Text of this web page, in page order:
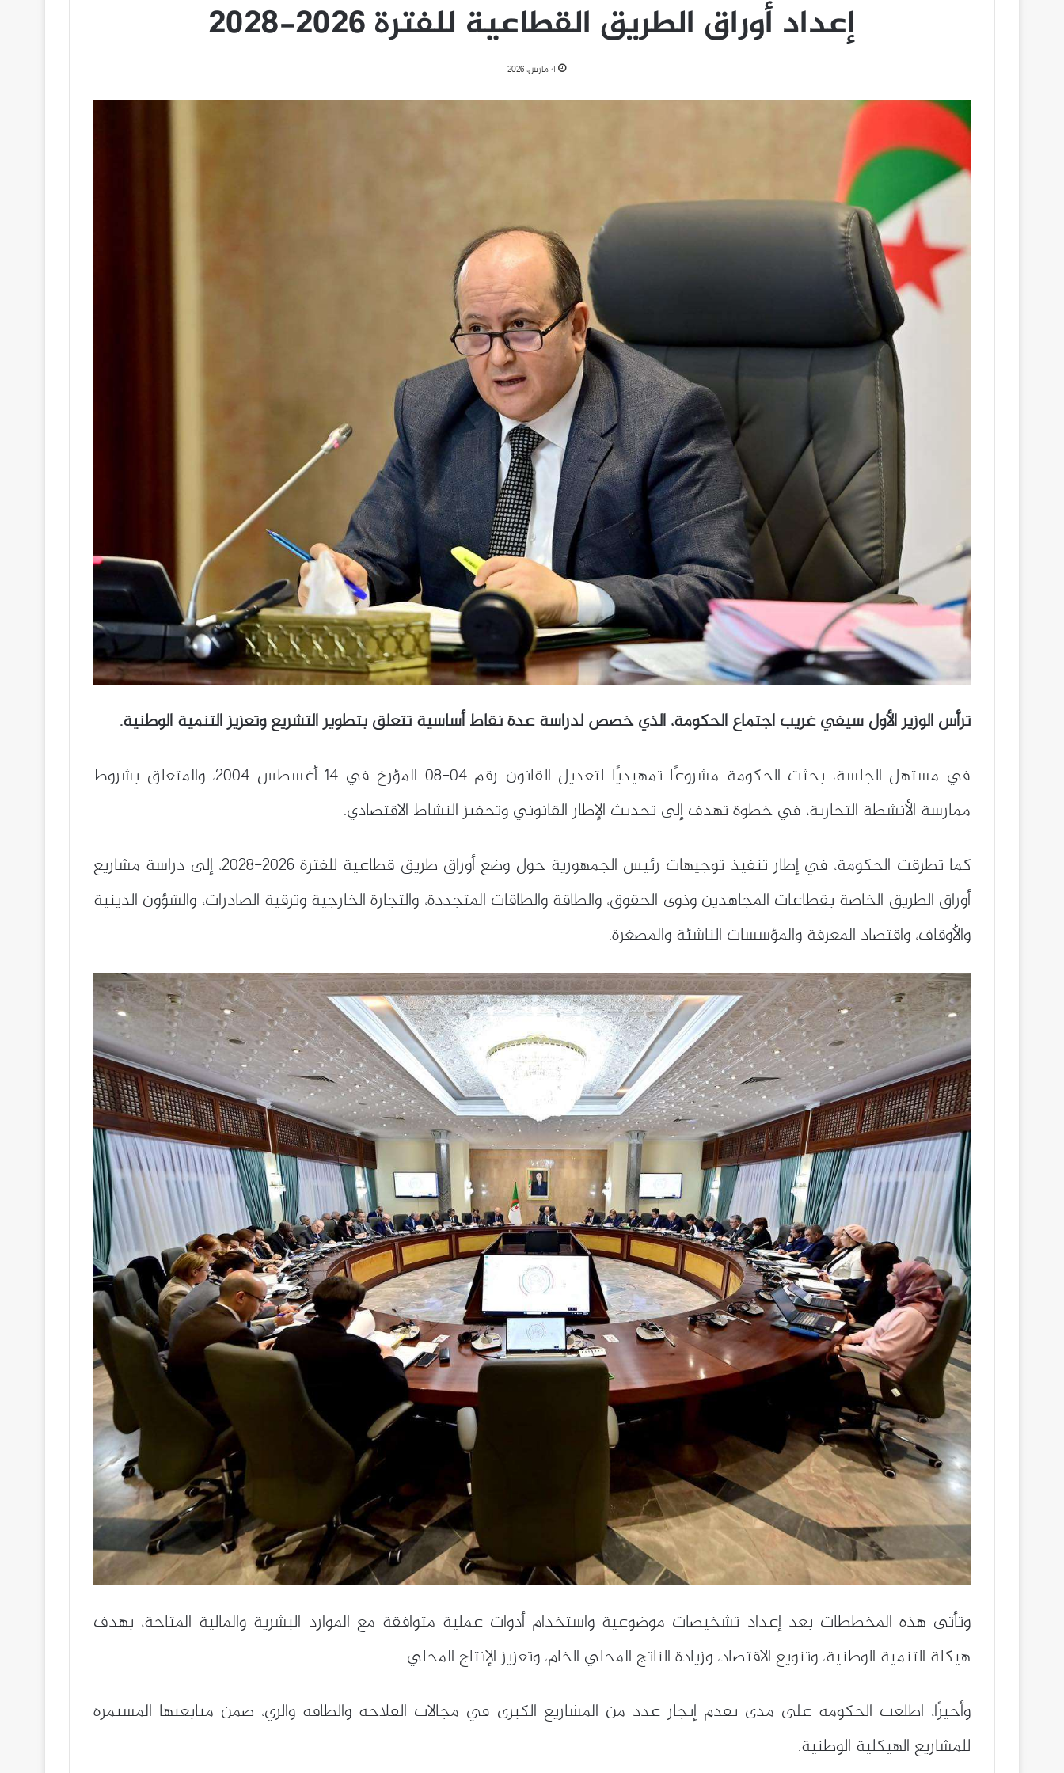
إعداد أوراق الطريق القطاعية للفترة 2026-2028
4 مارس، 2026
ترأّس الوزير الأول سيفي غريب اجتماع الحكومة، الذي خصص لدراسة عدة نقاط أساسية تتعلق بتطوير التشريع وتعزيز التنمية الوطنية.
في مستهل الجلسة، بحثت الحكومة مشروعًا تمهيديًا لتعديل القانون رقم 04-08 المؤرخ في 14 أغسطس 2004، والمتعلق بشروط
ممارسة الأنشطة التجارية، في خطوة تهدف إلى تحديث الإطار القانوني وتحفيز النشاط الاقتصادي.
كما تطرقت الحكومة، في إطار تنفيذ توجيهات رئيس الجمهورية حول وضع أوراق طريق قطاعية للفترة 2026-2028، إلى دراسة مشاريع
أوراق الطريق الخاصة بقطاعات المجاهدين وذوي الحقوق، والطاقة والطاقات المتجددة، والتجارة الخارجية وترقية الصادرات، والشؤون الدينية
والأوقاف، واقتصاد المعرفة والمؤسسات الناشئة والمصغرة.
وتأتي هذه المخططات بعد إعداد تشخيصات موضوعية واستخدام أدوات عملية متوافقة مع الموارد البشرية والمالية المتاحة، بهدف
هيكلة التنمية الوطنية، وتنويع الاقتصاد، وزيادة الناتج المحلي الخام، وتعزيز الإنتاج المحلي.
وأخيرًا، اطلعت الحكومة على مدى تقدم إنجاز عدد من المشاريع الكبرى في مجالات الفلاحة والطاقة والري، ضمن متابعتها المستمرة
للمشاريع الهيكلية الوطنية.